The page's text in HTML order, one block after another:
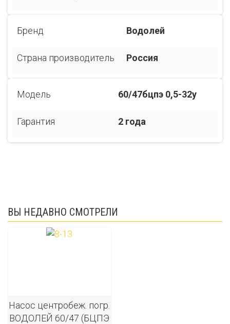
Бренд Водолей
Страна производитель Россия
Модель 60/47бцпэ 0,5-32у
Гарантия 2 года
ВЫ НЕДАВНО СМОТРЕЛИ
Насос центробеж. погр.
ВОДОЛЕЙ 60/47 (БЦПЭ